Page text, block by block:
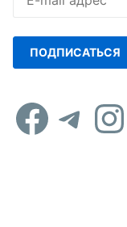
mail
ПОДПИСАТЬСЯ